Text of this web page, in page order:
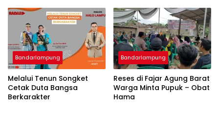
Bandarlampung
Melalui Tenun Songket
Cetak Duta Bangsa
Berkarakter
Bandarlampung
Reses di Fajar Agung Barat
Warga Minta Pupuk – Obat
Hama